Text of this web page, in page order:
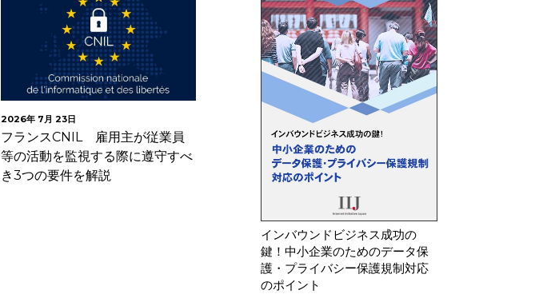
2026年 7月 23日
フランスCNIL 雇用主が従業員
等の活動を監視する際に遵守すべ
き3つの要件を解説
2026年 7月 22日
【更新】欧州委 AI法透明性義務
のガイドライン案を公開
インバウンドビジネス成功の
鍵！中小企業のためのデータ保
護・プライバシー保護規制対応
のポイント